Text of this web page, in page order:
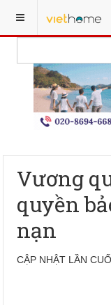
Vương
quyền
nạn
CẬP NHẬT LẦN